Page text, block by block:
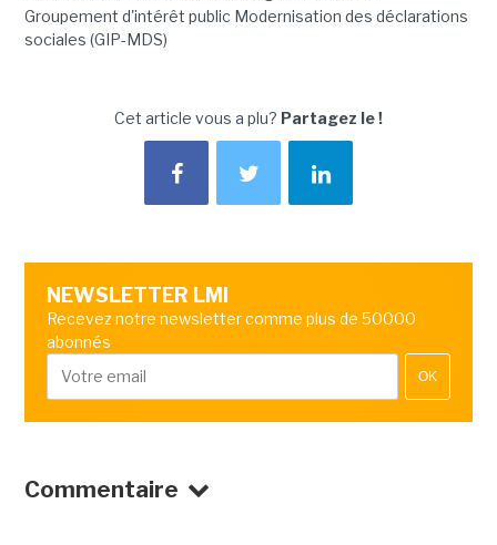
Groupement d'intérêt public Modernisation des déclarations
sociales (GIP-MDS)
Cet article vous a plu? Partagez le !
NEWSLETTER LMI
Recevez notre newsletter comme plus de 50000
abonnés
OK
Commentaire